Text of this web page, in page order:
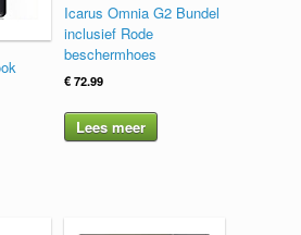
Icarus Omnia G2 Bundel
inclusief Rode
beschermhoes
€72.99
Lees meer